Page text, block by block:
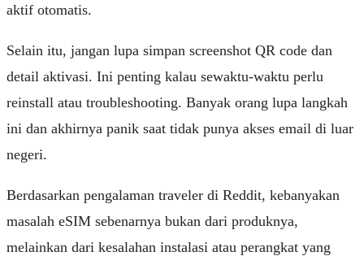
aktif otomatis.
Selain itu, jangan lupa simpan screenshot QR code dan
detail aktivasi. Ini penting kalau sewaktu-waktu perlu
reinstall atau troubleshooting. Banyak orang lupa langkah
ini dan akhirnya panik saat tidak punya akses email di luar
negeri.
Berdasarkan pengalaman traveler di Reddit, kebanyakan
masalah eSIM sebenarnya bukan dari produknya,
melainkan dari kesalahan instalasi atau perangkat yang